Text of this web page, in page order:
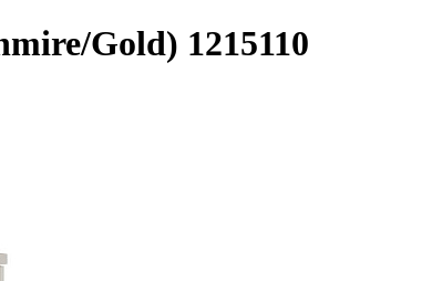
Gold) 1215110